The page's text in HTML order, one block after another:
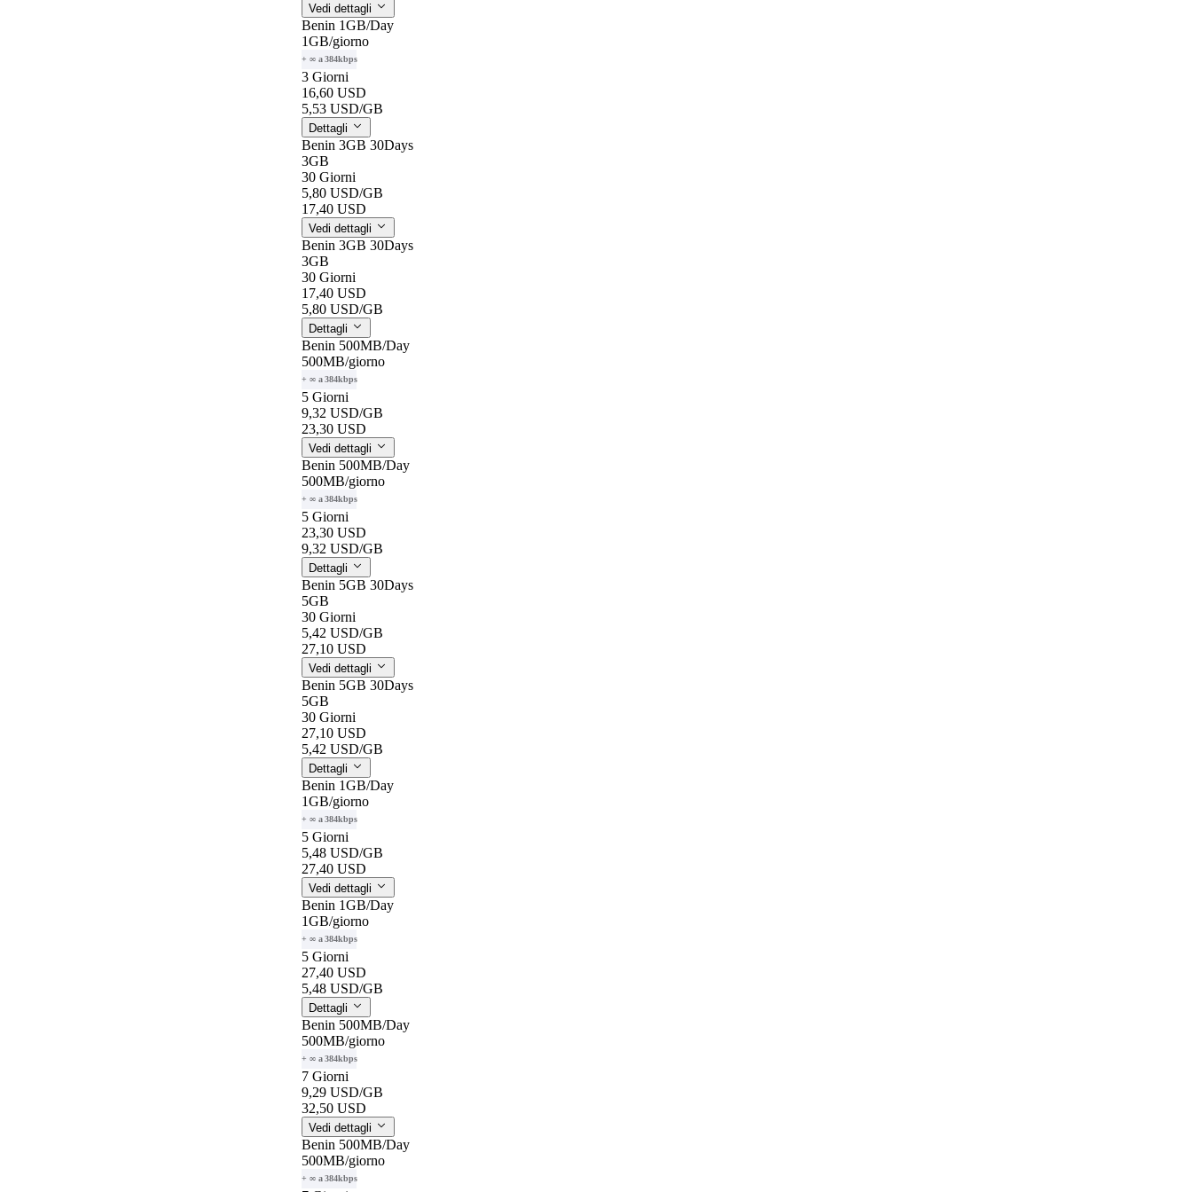
Vedi dettagli
Benin 1GB/Day
1GB/giorno
+ ∞ a 384kbps
3 Giorni
16,60 USD
5,53 USD/GB
Dettagli
Benin 3GB 30Days
3GB
30 Giorni
5,80 USD/GB
17,40 USD
Vedi dettagli
Benin 3GB 30Days
3GB
30 Giorni
17,40 USD
5,80 USD/GB
Dettagli
Benin 500MB/Day
500MB/giorno
+ ∞ a 384kbps
5 Giorni
9,32 USD/GB
23,30 USD
Vedi dettagli
Benin 500MB/Day
500MB/giorno
+ ∞ a 384kbps
5 Giorni
23,30 USD
9,32 USD/GB
Dettagli
Benin 5GB 30Days
5GB
30 Giorni
5,42 USD/GB
27,10 USD
Vedi dettagli
Benin 5GB 30Days
5GB
30 Giorni
27,10 USD
5,42 USD/GB
Dettagli
Benin 1GB/Day
1GB/giorno
+ ∞ a 384kbps
5 Giorni
5,48 USD/GB
27,40 USD
Vedi dettagli
Benin 1GB/Day
1GB/giorno
+ ∞ a 384kbps
5 Giorni
27,40 USD
5,48 USD/GB
Dettagli
Benin 500MB/Day
500MB/giorno
+ ∞ a 384kbps
7 Giorni
9,29 USD/GB
32,50 USD
Vedi dettagli
Benin 500MB/Day
500MB/giorno
+ ∞ a 384kbps